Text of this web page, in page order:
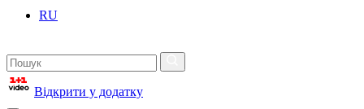
RU
Відкрити у додатку